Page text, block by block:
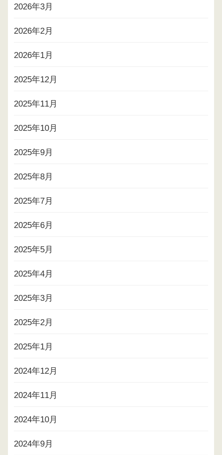
2026年3月
2026年2月
2026年1月
2025年12月
2025年11月
2025年10月
2025年9月
2025年8月
2025年7月
2025年6月
2025年5月
2025年4月
2025年3月
2025年2月
2025年1月
2024年12月
2024年11月
2024年10月
2024年9月